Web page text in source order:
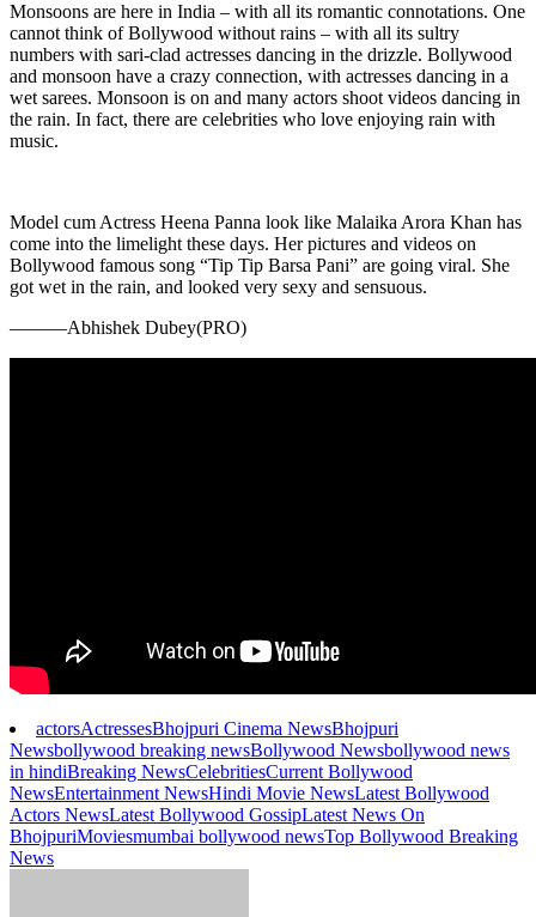
Monsoons are here in India – with all its romantic connotations. One
cannot think of Bollywood without rains – with all its sultry
numbers with sari-clad actresses dancing in the drizzle. Bollywood
and monsoon have a crazy connection, with actresses dancing in a
wet sarees. Monsoon is on and many actors shoot videos dancing in
the rain. In fact, there are celebrities who love enjoying rain with
music.
Model cum Actress Heena Panna look like Malaika Arora Khan has
come into the limelight these days. Her pictures and videos on
Bollywood famous song “Tip Tip Barsa Pani” are going viral. She
got wet in the rain, and looked very sexy and sensuous.
———Abhishek Dubey(PRO)
actorsActressesBhojpuri Cinema NewsBhojpuri
Newsbollywood breaking newsBollywood Newsbollywood news
in hindiBreaking NewsCelebritiesCurrent Bollywood
NewsEntertainment NewsHindi Movie NewsLatest Bollywood
Actors NewsLatest Bollywood GossipLatest News On
BhojpuriMoviesmumbai bollywood newsTop Bollywood Breaking
News